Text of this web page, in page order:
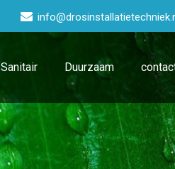
Sanitair Duurzaam